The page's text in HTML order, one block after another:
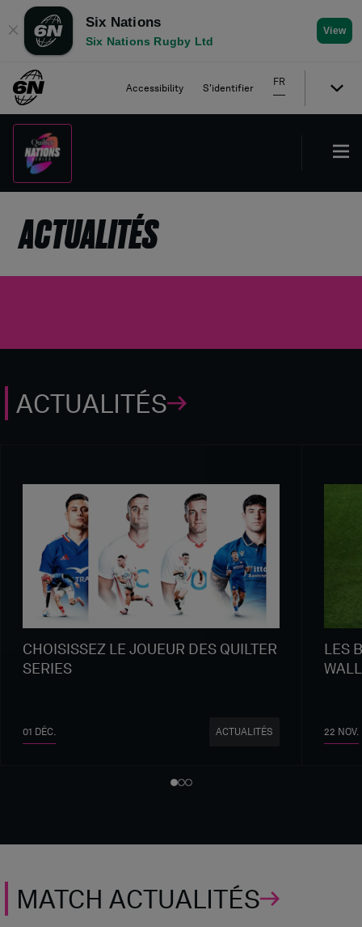
✕
Six Nations
Six Nations Rugby Ltd
View
Accessibility S'identifier
FR
ACTUALITÉS
ACTUALITÉS
CHOISISSEZ LE JOUEUR DES QUILTER
SERIES
01 DÉC. ACTUALITÉS
LES
22 NOV.
MATCH ACTUALITÉS